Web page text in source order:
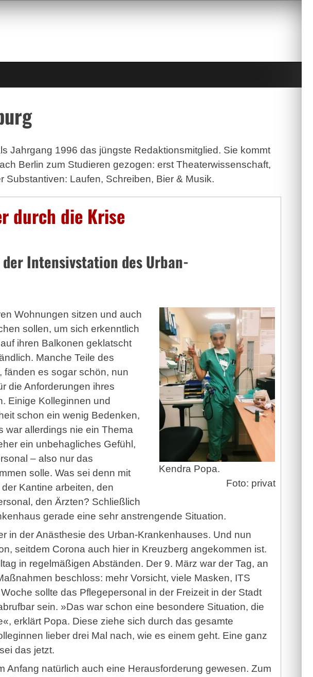
Jahrgang 1996 das jüngste Redaktionsmitglied. Sie kommt
Berlin zum Studieren gezogen: erst Theaterwissenschaft,
Substantiven: Laufen, Schreiben, Bier & Musik.
durch die Krise
Intensivstation des Urban-
Kendra Popa.
Foto: privat
Wohnungen sitzen und auch
sollen, um sich erkenntlich
ihren Balkonen geklatscht
Manche Teile des
fänden es sogar schön, nun
die Anforderungen ihres
Einige Kolleginnen und
schon ein wenig Bedenken,
war allerdings nie ein Thema
ein unbehagliches Gefühl,
– also nur das
solle. Was sei denn mit
Kantine arbeiten, den
den Ärzten? Schließlich
gerade eine sehr anstrengende Situation.
in der Anästhesie des Urban-Krankenhauses. Und nun
seitdem Corona auch hier in Kreuzberg angekommen ist.
in regelmäßigen Abständen. Der 9. März war der Tag, an
beschloss: mehr Vorsicht, viele Masken, ITS
sollte das Pflegepersonal in der Freizeit in der Stadt
sein. »Das war schon eine besondere Situation, die
erklärt Popa. Diese ziehe sich durch das gesamte
lieber drei Mal nach, wie es einem geht. Eine ganz
das jetzt.
Anfang natürlich auch eine Herausforderung gewesen. Zum